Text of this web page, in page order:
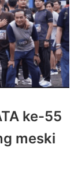
ke-55
meski